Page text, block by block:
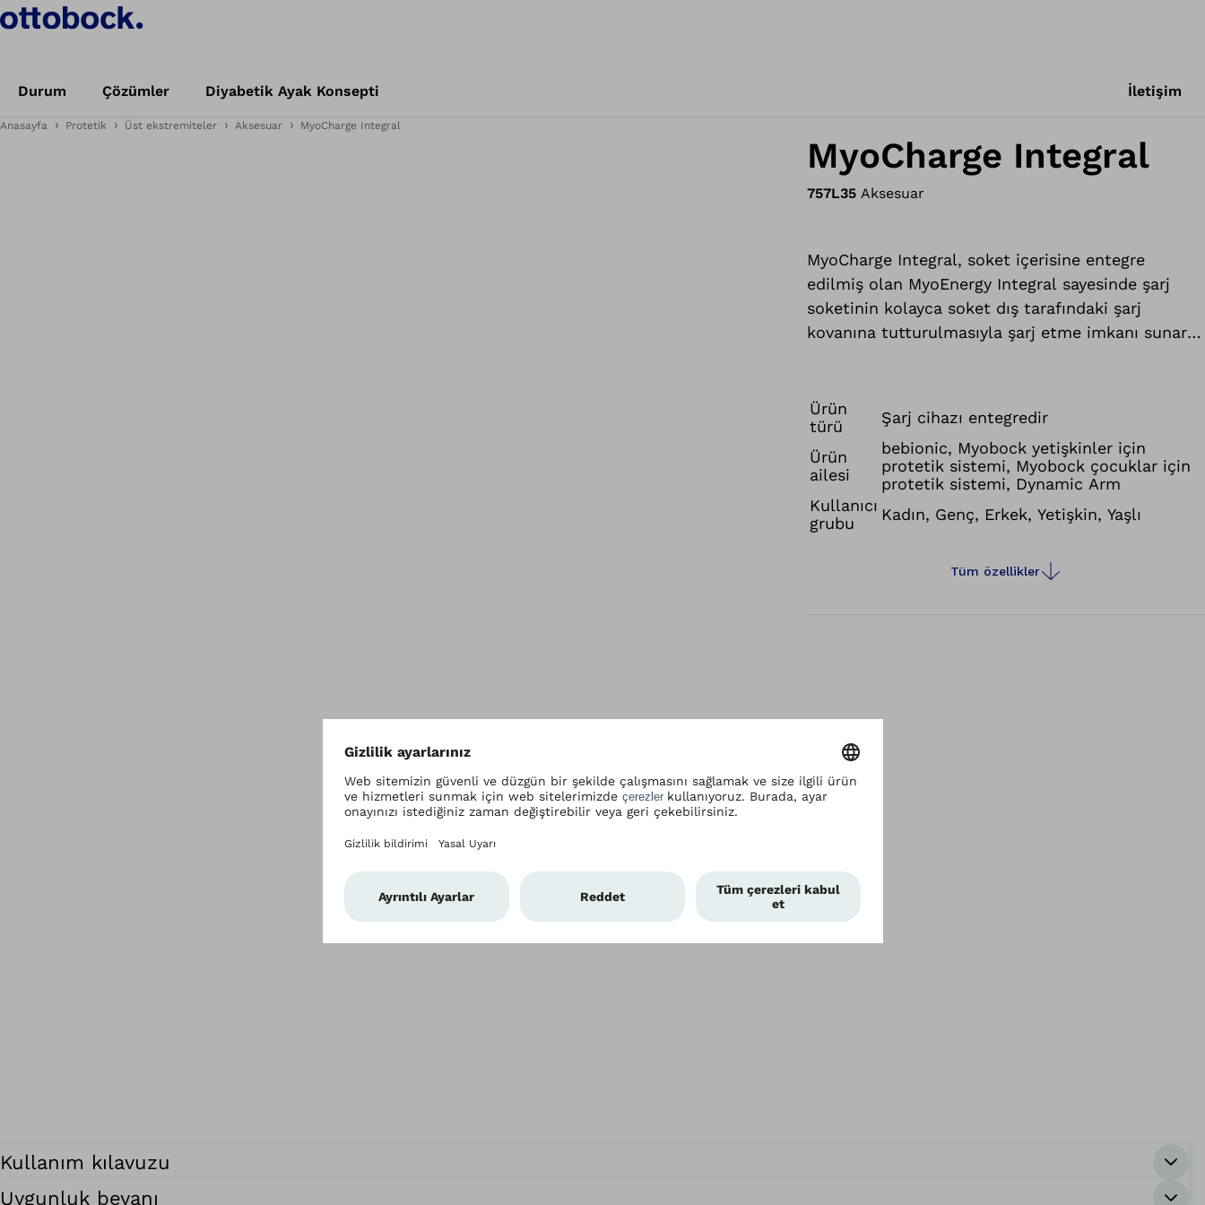
Durum Çözümler Diyabetik Ayak Konsepti İletişim
Anasayfa Protetik Üst ekstremiteler Aksesuar MyoCharge Integral
MyoCharge Integral
757L35 Aksesuar
MyoCharge Integral, soket içerisine entegre
edilmiş olan MyoEnergy Integral sayesinde şarj
soketinin kolayca soket dış tarafındaki şarj
kovanına tutturulmasıyla şarj etme imkanı sunar.
her iki uyum parçasının birbirine hızlı ve güvenli
biçimde konumlanmasını sağlamaktadır. Işıklı
diyotlar, akünün güncel şarj durumu hakkında bilgi
verir.
Ürün
türü
Şarj cihazı entegredir
Ürün
ailesi
bebionic, Myobock yetişkinler için
protetik sistemi, Myobock çocuklar için
protetik sistemi, Dynamic Arm
Kullanıcı
grubu
Kadın, Genç, Erkek, Yetişkin, Yaşlı
Tüm özellikler
Kullanım kılavuzu
Uygunluk beyanı